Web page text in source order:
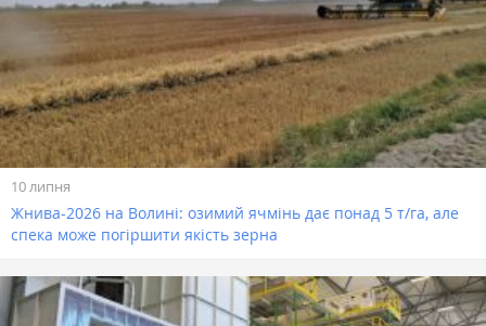
10 липня
Жнива-2026 на Волині: озимий ячмінь дає понад 5 т/га, але
спека може погіршити якість зерна